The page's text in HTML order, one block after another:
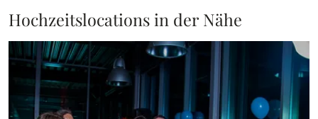
Hochzeitslocations in der Nähe